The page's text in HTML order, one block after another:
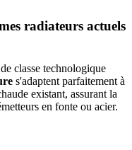
radiateurs actuels
classe technologique
s'adaptent parfaitement à
existant, assurant la
en fonte ou acier.